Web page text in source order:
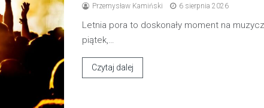
Przemysław Kamiński 6 sierpnia 2026
Letnia pora to doskonały moment na
piątek,…
Czytaj dalej